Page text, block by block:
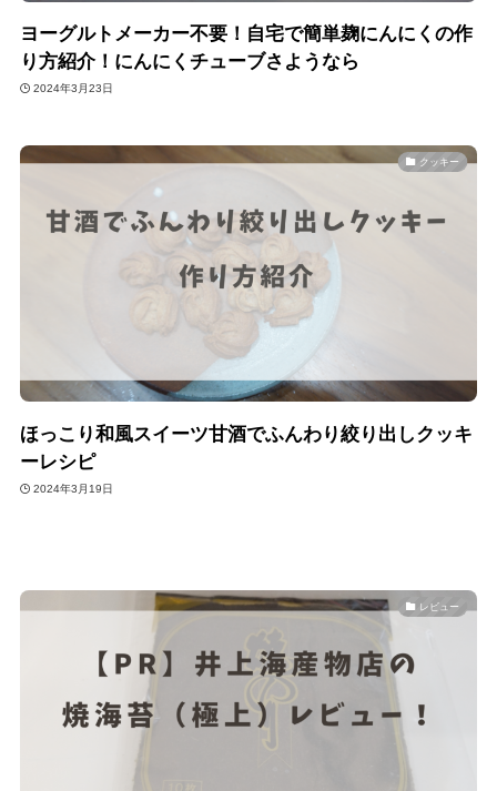
ヨーグルトメーカー不要！自宅で簡単麹にんにくの作
り方紹介！にんにくチューブさようなら
2024年3月23日
クッキー
ほっこり和風スイーツ甘酒でふんわり絞り出しクッキ
ーレシピ
2024年3月19日
レビュー